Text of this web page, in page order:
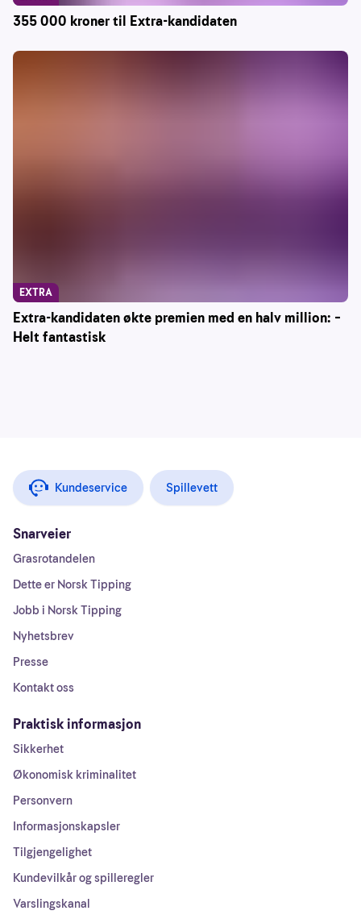
355 000 kroner til Extra-kandidaten
Extra-kandidaten økte premien med en halv million: –
Helt fantastisk
EXTRA
Kundeservice Spillevett
Snarveier
Grasrotandelen
Dette er Norsk Tipping
Jobb i Norsk Tipping
Nyhetsbrev
Presse
Kontakt oss
Praktisk informasjon
Sikkerhet
Økonomisk kriminalitet
Personvern
Informasjonskapsler
Tilgjengelighet
Kundevilkår og spilleregler
Varslingskanal